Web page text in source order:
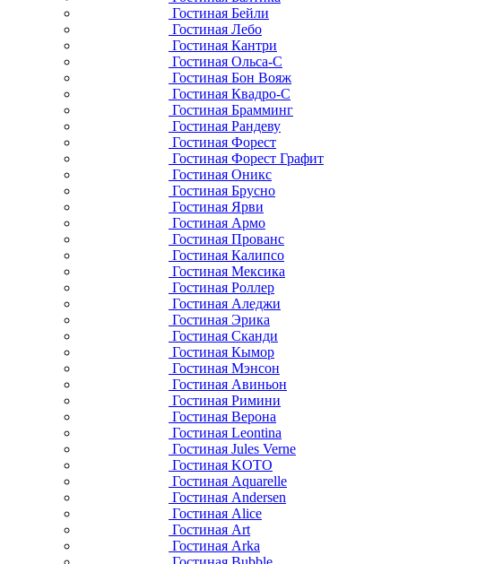
Гостиная Бейли
Гостиная Лебо
Гостиная Кантри
Гостиная Ольса-С
Гостиная Бон Вояж
Гостиная Квадро-С
Гостиная Брамминг
Гостиная Рандеву
Гостиная Форест
Гостиная Форест Графит
Гостиная Оникс
Гостиная Брусно
Гостиная Ярви
Гостиная Армо
Гостиная Прованс
Гостиная Калипсо
Гостиная Мексика
Гостиная Роллер
Гостиная Аледжи
Гостиная Эрика
Гостиная Сканди
Гостиная Кымор
Гостиная Мэнсон
Гостиная Авиньон
Гостиная Римини
Гостиная Верона
Гостиная Leontina
Гостиная Jules Verne
Гостиная KOTO
Гостиная Aquarelle
Гостиная Andersen
Гостиная Alice
Гостиная Art
Гостиная Arka